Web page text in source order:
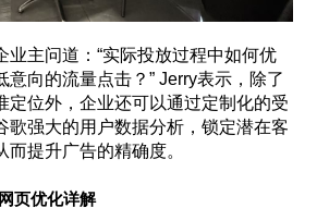
主问道：“实际投放过程中如何优
意向的流量点击？” Jerry表示，除了
定位外，企业还可以通过定制化的受
歌强大的用户数据分析，锁定潜在客
而提升广告的精确度。
页优化详解